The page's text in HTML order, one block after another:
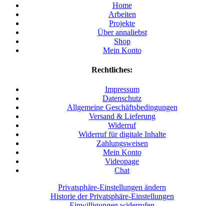
Home
Arbeiten
Projekte
Über annaliebst
Shop
Mein Konto
Rechtliches:
Impressum
Datenschutz
Allgemeine Geschäftsbedingungen
Versand & Lieferung
Widerruf
Widerruf für digitale Inhalte
Zahlungsweisen
Mein Konto
Videopage
Chat
Privatsphäre-Einstellungen ändern
Historie der Privatsphäre-Einstellungen